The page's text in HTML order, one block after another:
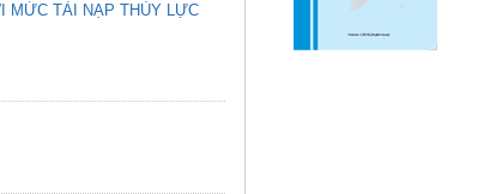
MỨC TẢI NẠP THỦY LỰC